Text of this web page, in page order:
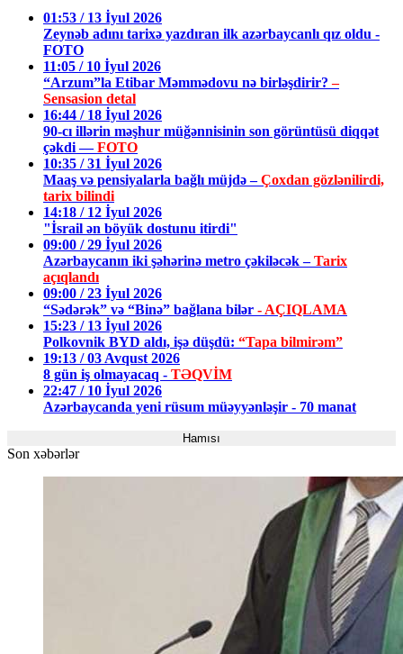
01:53 / 13 İyul 2026
Zeynəb adını tarixə yazdıran ilk azərbaycanlı qız oldu -
FOTO
11:05 / 10 İyul 2026
“Arzum”la Etibar Məmmədovu nə birləşdirir?–
Sensasion detal
16:44 / 18 İyul 2026
90-cı illərin məşhur müğənnisinin son görüntüsü diqqət
çəkdi —FOTO
10:35 / 31 İyul 2026
Maaş və pensiyalarla bağlı müjdə –Çoxdan gözlənilirdi,
tarix bilindi
14:18 / 12 İyul 2026
"İsrail ən böyük dostunu itirdi"
09:00 / 29 İyul 2026
Azərbaycanın iki şəhərinə metro çəkiləcək –Tarix
açıqlandı
09:00 / 23 İyul 2026
“Sədərək” və “Binə” bağlana bilər - AÇIQLAMA
15:23 / 13 İyul 2026
Polkovnik BYD aldı, işə düşdü: “Tapa bilmirəm”
19:13 / 03 Avqust 2026
8 gün iş olmayacaq - TƏQVİM
22:47 / 10 İyul 2026
Azərbaycanda yeni rüsum müəyyənləşir - 70 manat
Hamısı
Son xəbərlər